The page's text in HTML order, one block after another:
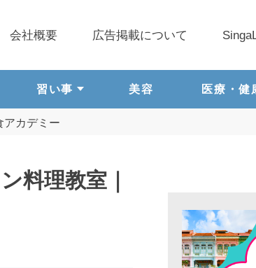
習い事 美容 医療・健
会社概要 広告掲載について
アカデミー
料理教室｜